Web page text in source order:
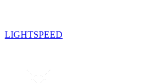
LIGHTSPEED